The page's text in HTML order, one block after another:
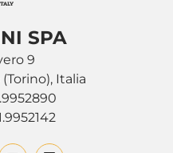
SPA
9
Italia